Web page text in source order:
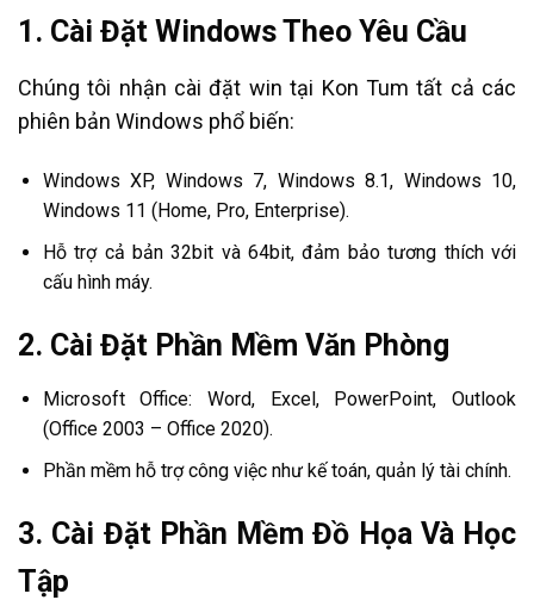
1. Cài Đặt Windows Theo Yêu Cầu
Chúng tôi nhận cài đặt win tại Kon Tum tất cả các
phiên bản Windows phổ biến:
Windows XP, Windows 7, Windows 8.1, Windows 10,
Windows 11 (Home, Pro, Enterprise).
Hỗ trợ cả bản 32bit và 64bit, đảm bảo tương thích với
cấu hình máy.
2. Cài Đặt Phần Mềm Văn Phòng
Microsoft Office: Word, Excel, PowerPoint, Outlook
(Office 2003 – Office 2020).
Phần mềm hỗ trợ công việc như kế toán, quản lý tài chính.
3. Cài Đặt Phần Mềm Đồ Họa Và Học
Tập